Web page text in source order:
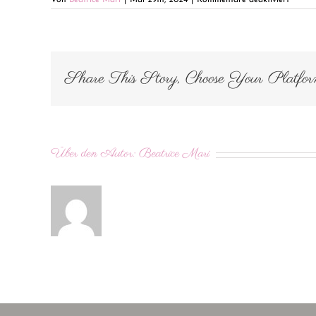
Share This Story, Choose Your
Über den Autor: Beatrice Mari